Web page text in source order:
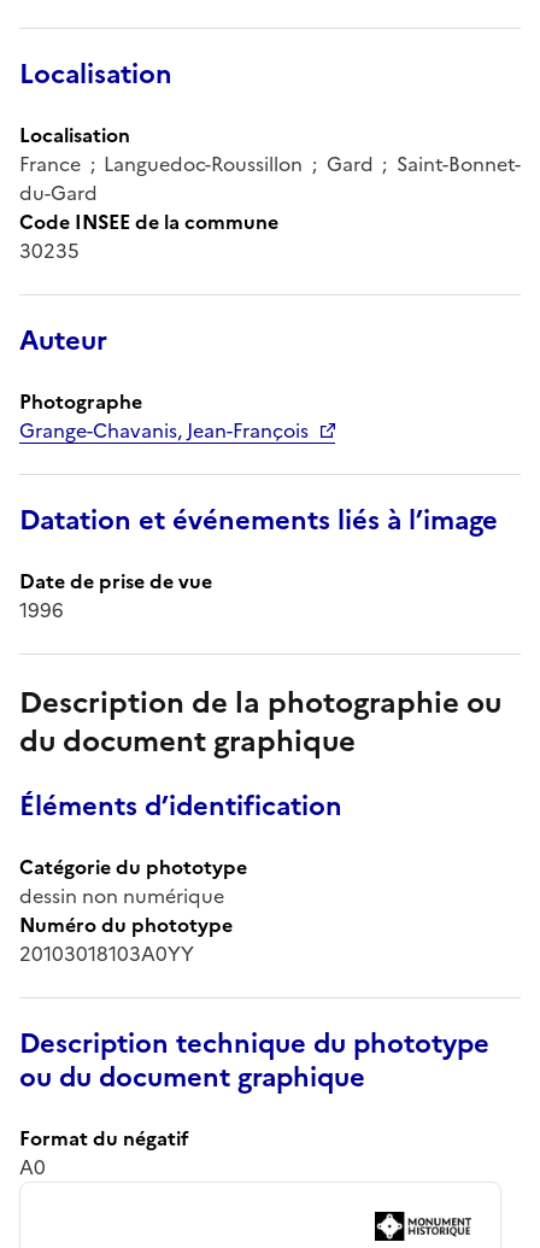
Localisation
Localisation
France ; Languedoc-Roussillon ; Gard ; Saint-Bonnet-
du-Gard
Code INSEE de la commune
30235
Auteur
Photographe
Grange-Chavanis, Jean-François
Datation et événements liés à l’image
Date de prise de vue
1996
Description de la photographie ou
du document graphique
Éléments d’identification
Catégorie du phototype
dessin non numérique
Numéro du phototype
20103018103A0YY
Description technique du phototype
ou du document graphique
Format du négatif
A0